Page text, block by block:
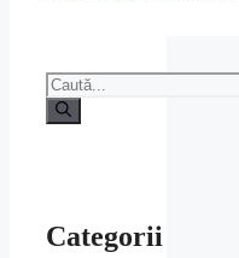
Caută
după:
Categorii